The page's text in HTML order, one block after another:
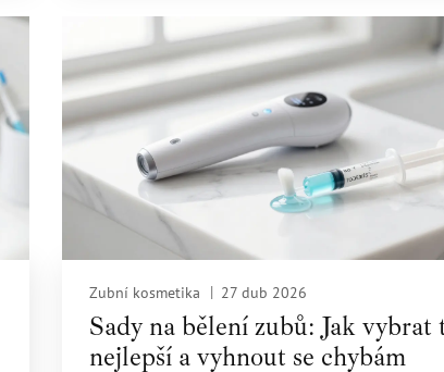
Zubní kosmetika 27 dub 2026
Sady na bělení zubů: Jak vybrat
nejlepší a vyhnout se chybám